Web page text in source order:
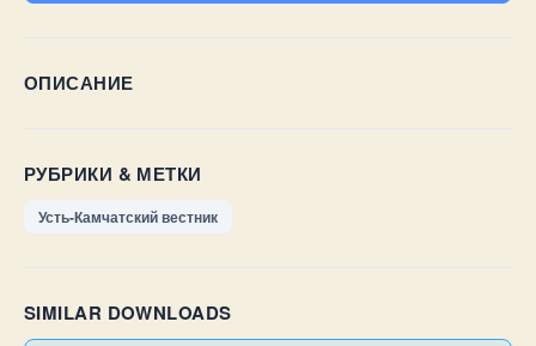
ОПИСАНИЕ
РУБРИКИ & МЕТКИ
Усть-Камчатский вестник
SIMILAR DOWNLOADS